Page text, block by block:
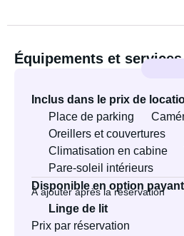
Équipements et services
Inclus dans le prix de
Place de parking
Oreillers et couvertures
Climatisation en cabine
Pare-soleil intérieurs
Disponible en option
À ajouter après la réservation
Linge de lit
Prix par réservation